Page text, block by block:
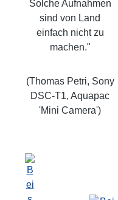
Solche Aufnahmen
sind von Land
einfach nicht zu
machen."
(Thomas Petri, Sony
DSC-T1, Aquapac
'Mini Camera')